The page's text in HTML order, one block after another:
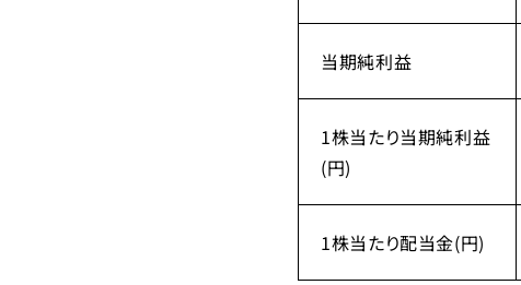
当期純利益
1株当たり当期純利益
(円)
1株当たり配当金(円)